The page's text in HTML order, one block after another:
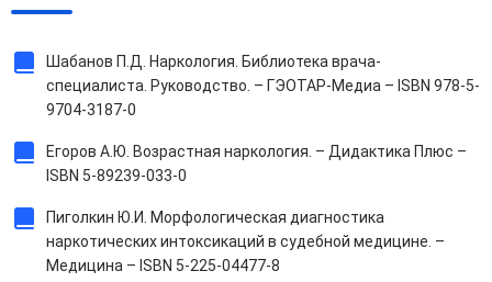
Шабанов П.Д. Наркология. Библиотека врача-
специалиста. Руководство. – ГЭОТАР-Медиа – ISBN 978-5-
9704-3187-0
Егоров А.Ю. Возрастная наркология. – Дидактика Плюс –
ISBN 5-89239-033-0
Пиголкин Ю.И. Морфологическая диагностика
наркотических интоксикаций в судебной медицине. –
Медицина – ISBN 5-225-04477-8